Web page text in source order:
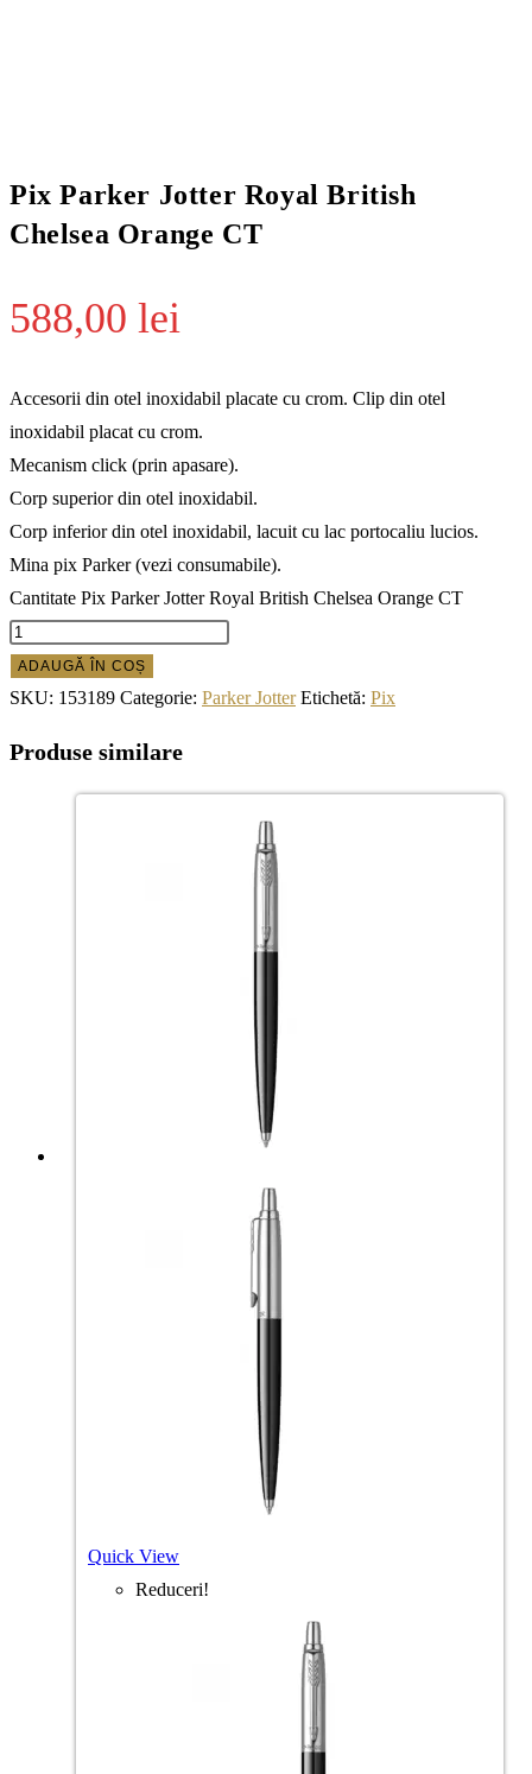
Pix Parker Jotter Royal British
Chelsea Orange CT
588,00 lei
Accesorii din otel inoxidabil placate cu crom. Clip din otel
inoxidabil placat cu crom.
Mecanism click (prin apasare).
Corp superior din otel inoxidabil.
Corp inferior din otel inoxidabil, lacuit cu lac portocaliu lucios.
Mina pix Parker (vezi consumabile).
Cantitate Pix Parker Jotter Royal British Chelsea Orange CT
ADAUGĂ ÎN COȘ
SKU: 153189 Categorie: Parker Jotter Etichetă: Pix
Produse similare
Quick View
Reduceri!